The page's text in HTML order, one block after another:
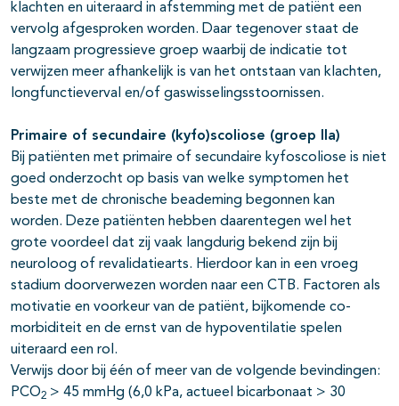
klachten en uiteraard in afstemming met de patiënt een
vervolg afgesproken worden. Daar tegenover staat de
langzaam progressieve groep waarbij de indicatie tot
verwijzen meer afhankelijk is van het ontstaan van klachten,
longfunctieverval en/of gaswisselingsstoornissen.
Primaire of secundaire (kyfo)scoliose (groep IIa)
Bij patiënten met primaire of secundaire kyfoscoliose is niet
goed onderzocht op basis van welke symptomen het
beste met de chronische beademing begonnen kan
worden. Deze patiënten hebben daarentegen wel het
grote voordeel dat zij vaak langdurig bekend zijn bij
neuroloog of revalidatiearts. Hierdoor kan in een vroeg
stadium doorverwezen worden naar een CTB. Factoren als
motivatie en voorkeur van de patiënt, bijkomende co-
morbiditeit en de ernst van de hypoventilatie spelen
uiteraard een rol.
Verwijs door bij één of meer van de volgende bevindingen:
PCO2 > 45 mmHg (6,0 kPa, actueel bicarbonaat > 30